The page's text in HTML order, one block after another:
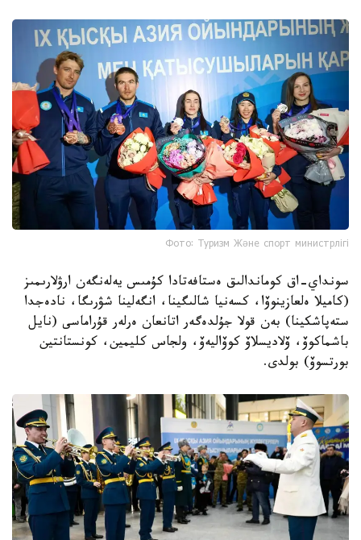
Фото: Туризм Және спорт министрлігі
سونداي-اق كوماندالىق ەستافەتادا كۇمىس يەلەنگەن ارۋلارىمىز
(كاميلا ەلعازينوۆا، كسەنيا شالىگينا، انگەلينا شۋرىگا، نادەجدا
ستەپاشكينا) بەن قولا جۇلدەگەر اتانعان ەرلەر قۇراماسى (نايل
باشماكوۆ، ۆلاديسلاۆ كوۆاليەۆ، ولجاس كليمين، كونستانتين
بورتسوۆ) بولدى.